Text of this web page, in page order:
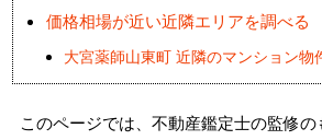
価格相場が近い近隣エリアを調べる
大宮薬師山東町 近隣のマンション物
このページでは、不動産鑑定士の監修の